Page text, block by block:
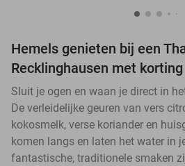
Hemels genieten bij een
Recklinghausen met korting
Sluit je ogen en waan je direct in
De verleidelijke geuren van vers
kokosmelk, verse koriander en
komen langs en laten het water in
fantastische, traditionele smaken